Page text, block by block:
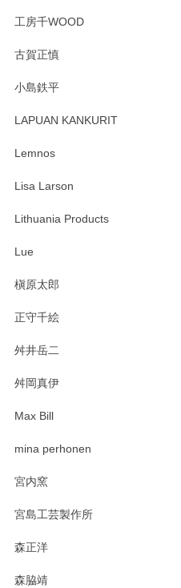
す。 素敵な湯呑みでとても気
たm(_)m
います。無事に届い
おかけしました。 ありがとう
工房千WOOD
古賀正慎
小島鉄平
LAPUAN KANKURIT
Lemnos
Lisa Larson
Lithuania Products
Lue
槇原太郎
正守千絵
舛井岳二
舛岡真伊
Max Bill
mina perhonen
宮内窯
宮島工芸製作所
森正洋
森脇靖